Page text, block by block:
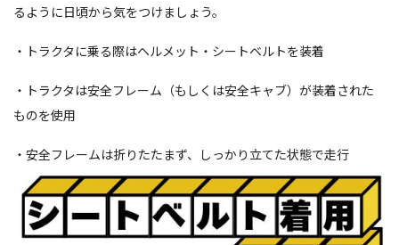
るように日頃から気をつけましょう。
・トラクタに乗る際はヘルメット・シートベルトを装着
・トラクタは安全フレーム（もしくは安全キャブ）が装着された
ものを使用
・安全フレームは折りたたまず、しっかり立てた状態で走行